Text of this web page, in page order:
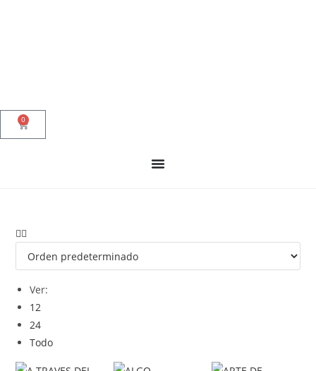
0
Ver:
12
24
Todo